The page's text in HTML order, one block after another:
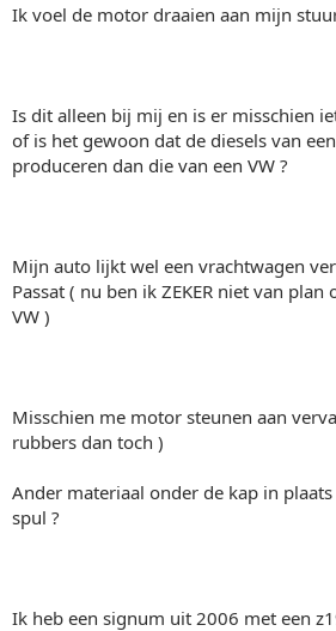
Ik voel de motor draaien aan mijn
Is dit alleen bij mij en is er misschien
of is het gewoon dat de diesels van
produceren dan die van een VW ?
Mijn auto lijkt wel een vrachtwagen
Passat ( nu ben ik ZEKER niet van
VW )
Misschien me motor steunen aan
rubbers dan toch )
Ander materiaal onder de kap in
spul ?
Ik heb een signum uit 2006 met een